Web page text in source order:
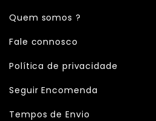
Quem somos ?
Fale connosco
Política de privacidade
Seguir Encomenda
Tempos de Envio